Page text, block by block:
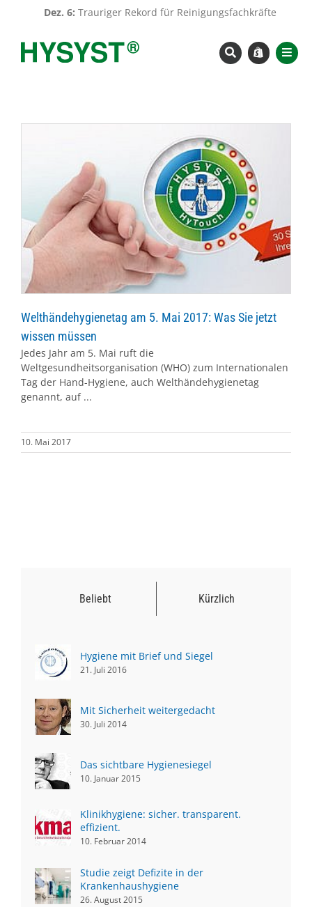
Dez. 6:Trauriger Rekord für Reinigungsfachkräfte
Welthändehygienetag am 5. Mai 2017: Was Sie jetzt
wissen müssen
Jedes Jahr am 5. Mai ruft die
Weltgesundheitsorganisation (WHO) zum Internationalen
Tag der Hand-Hygiene, auch Welthändehygienetag
genannt, auf ...
10. Mai 2017
Beliebt Kürzlich
Hygiene mit Brief und Siegel
21. Juli 2016
Mit Sicherheit weitergedacht
30. Juli 2014
Das sichtbare Hygienesiegel
10. Januar 2015
Klinikhygiene: sicher. transparent.
effizient.
10. Februar 2014
Studie zeigt Defizite in der
Krankenhaushygiene
26. August 2015